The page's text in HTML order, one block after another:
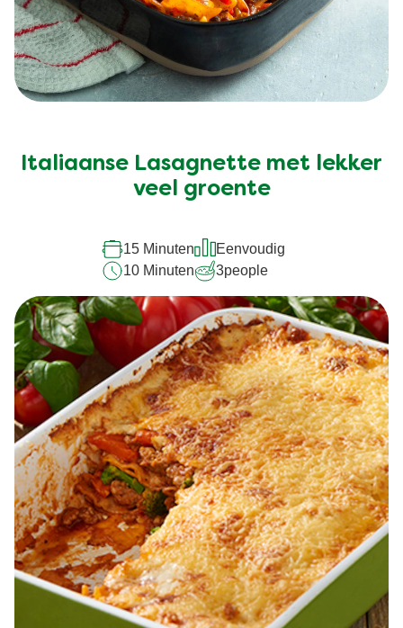
Italiaanse Lasagnette met lekker
veel groente
15 Minuten
Eenvoudig
10 Minuten
3people